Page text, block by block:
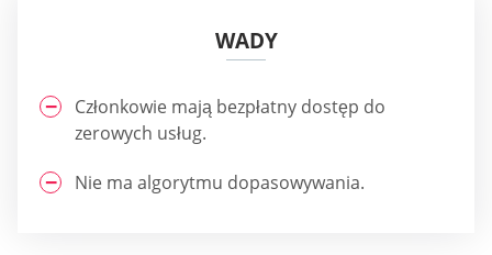
WADY
Członkowie mają bezpłatny dostęp do
zerowych usług.
Nie ma algorytmu dopasowywania.